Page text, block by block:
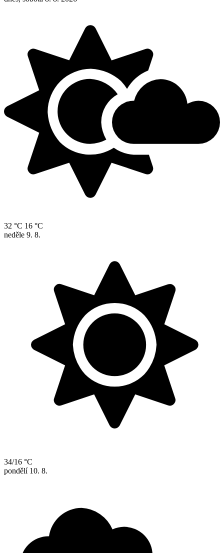
32 °C 16 °C
neděle 9. 8.
34/16 °C
pondělí 10. 8.